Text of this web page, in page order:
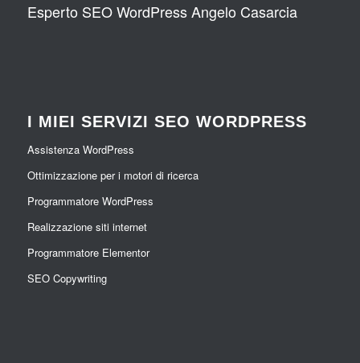
Esperto SEO WordPress Angelo Casarcia
I MIEI SERVIZI SEO WORDPRESS
Assistenza WordPress
Ottimizzazione per i motori di ricerca
Programmatore WordPress
Realizzazione siti internet
Programmatore Elementor
SEO Copywriting